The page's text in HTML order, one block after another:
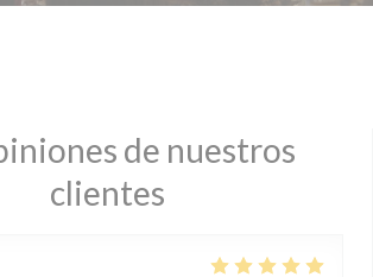
de nuestros
clientes